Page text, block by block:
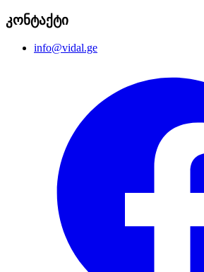
კონტაქტი
info@vidal.ge